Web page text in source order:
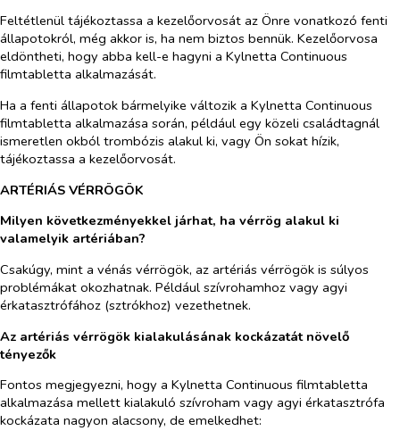
Feltétlenül tájékoztassa a kezelőorvosát az Önre vonatkozó fenti
állapotokról, még akkor is, ha nem biztos bennük. Kezelőorvosa
eldöntheti, hogy abba kell-e hagyni a Kylnetta Continuous
filmtabletta alkalmazását.
Ha a fenti állapotok bármelyike változik a Kylnetta Continuous
filmtabletta alkalmazása során, például egy közeli családtagnál
ismeretlen okból trombózis alakul ki, vagy Ön sokat hízik,
tájékoztassa a kezelőorvosát.
ARTÉRIÁS VÉRRÖGÖK
Milyen következményekkel járhat, ha vérrög alakul ki
valamelyik artériában?
Csakúgy, mint a vénás vérrögök, az artériás vérrögök is súlyos
problémákat okozhatnak. Például szívrohamhoz vagy agyi
érkatasztrófához (sztrókhoz) vezethetnek.
Az artériás vérrögök kialakulásának kockázatát növelő
tényezők
Fontos megjegyezni, hogy a Kylnetta Continuous filmtabletta
alkalmazása mellett kialakuló szívroham vagy agyi érkatasztrófa
kockázata nagyon alacsony, de emelkedhet: